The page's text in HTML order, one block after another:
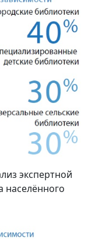
экспертной
населённого